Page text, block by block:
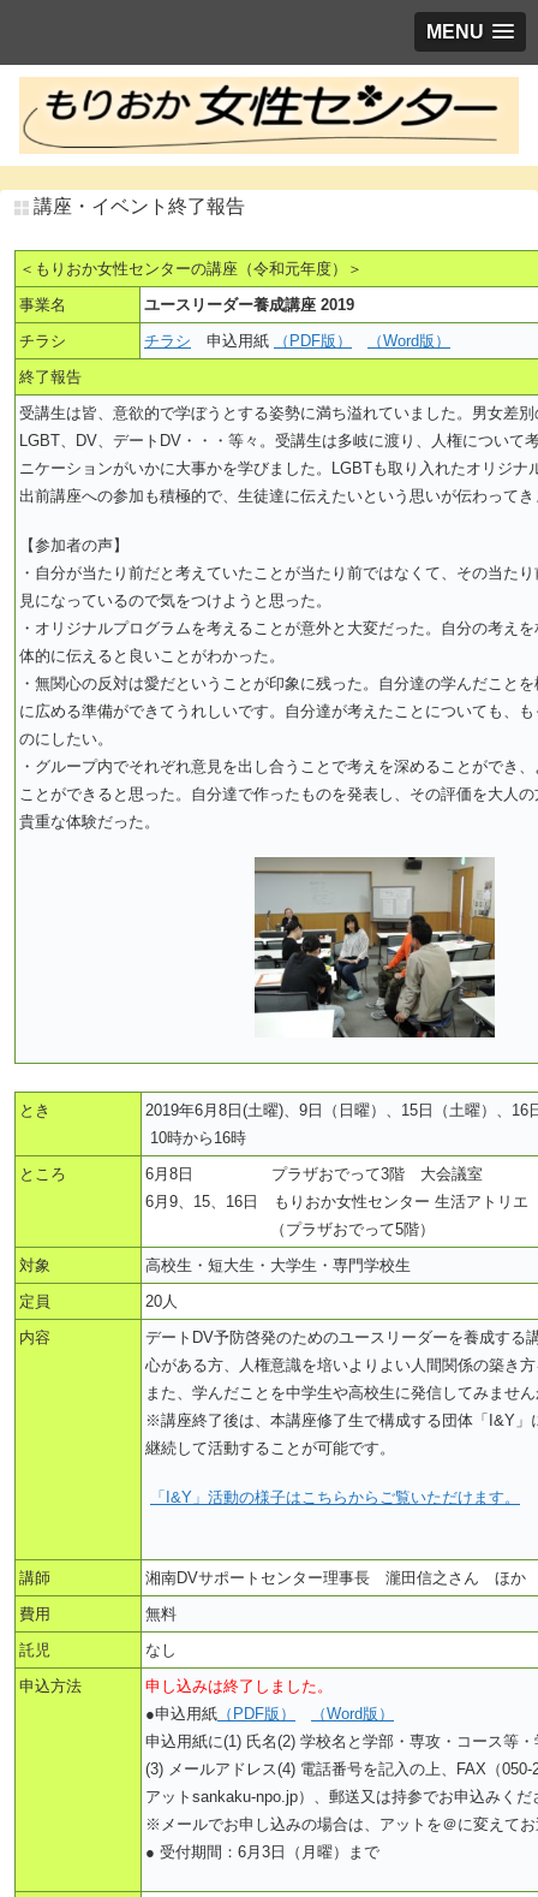
MENU
講座・イベント終了報告
＜もりおか女性センターの講座（令和元年度）＞
事業名
ユースリーダー養成講座 2019
チラシ
チラシ 申込用紙 （PDF版）
（Word版）
終了報告
受講生は皆、意欲的で学ぼうとする姿勢に満ち溢れていました。男女差
LGBT、DV、デートDV・・・等々。受講生は多岐に渡り、人権について
ニケーションがいかに大事かを学びました。LGBTも取り入れたオリジナ
出前講座への参加も積極的で、生徒達に伝えたいという思いが伝わって
【参加者の声】
・自分が当たり前だと考えていたことが当たり前ではなくて、その当た
見になっているので気をつけようと思った。
・オリジナルプログラムを考えることが意外と大変だった。自分の考え
体的に伝えると良いことがわかった。
・無関心の反対は愛だということが印象に残った。自分達の学んだこと
に広める準備ができてうれしいです。自分達が考えたことについても、
のにしたい。
・グループ内でそれぞれ意見を出し合うことで考えを深めることができ
ことができると思った。自分達で作ったものを発表し、その評価を大人
貴重な体験だった。
とき
2019年6月8日(土曜)、9日（日曜）、15日（土曜）、16
10時から16時
ところ
6月8日 プラザおでって3階 大会議室
6月9、15、16日 もりおか女性センター 生活アトリエ
（プラザおでって5階）
対象
高校生・短大生・大学生・専門学校生
定員
20人
内容
デートDV予防啓発のためのユースリーダーを養成する
心がある方、人権意識を培いよりよい人間関係の築き
また、学んだことを中学生や高校生に発信してみませ
※講座終了後は、本講座修了生で構成する団体「I&Y」
継続して活動することが可能です。
「I&Y」活動の様子はこちらからご覧いただけます。
講師
湘南DVサポートセンター理事長 瀧田信之さん ほか
費用
無料
託児
なし
申込方法
申し込みは終了しました。
●申込用紙 （PDF版）
（Word版）
申込用紙に(1) 氏名(2) 学校名と学部・専攻・コース等・
(3) メールアドレス(4) 電話番号を記入の上、FAX（
アットsankaku-npo.jp）、郵送又は持参でお申込みくだ
※メールでお申し込みの場合は、アットを＠に変えて
● 受付期間：6月3日（月曜）まで